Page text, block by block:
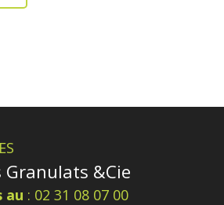
Granulats &Cie
au : 02 31 08 07 00